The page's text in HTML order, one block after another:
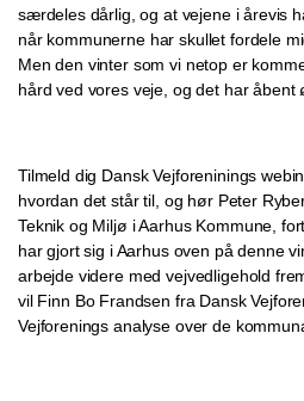
særdeles dårlig, og at vejene i årevis
når kommunerne har skullet fordele
Men den vinter som vi netop er
hård ved vores veje, og det har åbent
Tilmeld dig Dansk Vejforeninings
hvordan det står til, og hør Peter
Teknik og Miljø i Aarhus Kommune,
har gjort sig i Aarhus oven på denne
arbejde videre med vejvedligehold
vil Finn Bo Frandsen fra Dansk
Vejforenings analyse over de